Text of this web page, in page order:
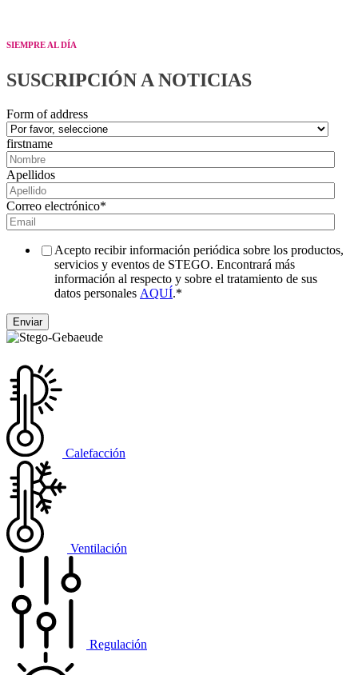
SIEMPRE AL DÍA
SUSCRIPCIÓN A NOTICIAS
Form of address
firstname
Apellidos
Correo electrónico*
Acepto recibir información periódica sobre los productos,
servicios y eventos de STEGO. Encontrará más
información al respecto y sobre el tratamiento de sus
datos personales AQUÍ.*
Calefacción
Ventilación
Regulación